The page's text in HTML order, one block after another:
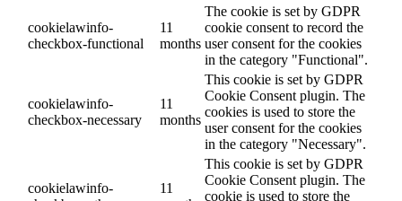
cookielawinfo-
checkbox-functional
11
months
The cookie is set by GDPR
cookie consent to record the
user consent for the cookies
in the category "Functional".
cookielawinfo-
checkbox-necessary
11
months
This cookie is set by GDPR
Cookie Consent plugin. The
cookies is used to store the
user consent for the cookies
in the category "Necessary".
cookielawinfo-
11
This cookie is set by GDPR
Cookie Consent plugin. The
cookie is used to store the